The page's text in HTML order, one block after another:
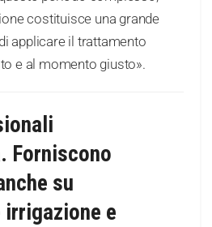
costituisce una grande
applicare il trattamento
e al momento giusto».
Forniscono
su
e